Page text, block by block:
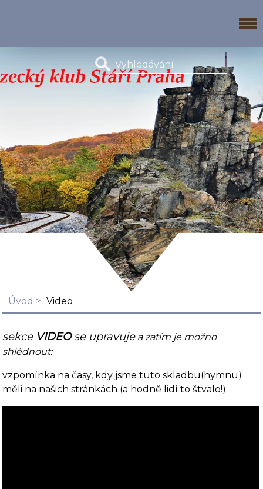
Úvod Video
sekce VIDEOse upravujea zatím je možno
shlédnout:
vzpomínka na časy, kdy jsme tuto skladbu(hymnu)
měli na našich stránkách (a hodně lidí to štvalo!)